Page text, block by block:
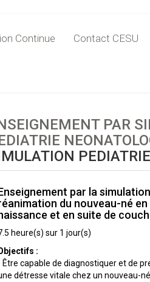
Continue Contact CESU
PAR
par la
du nouveau-né en
et en suite de
heure(s) sur 1 jour(s)
:
Être capable de diagnostiquer et de
détresse vitale chez un nouveau-